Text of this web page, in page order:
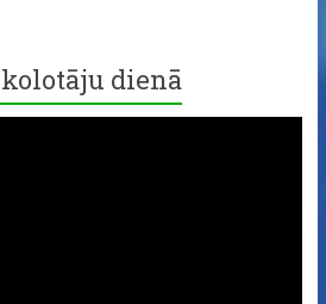
dienā